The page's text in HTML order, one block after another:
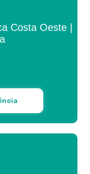
Costa Oeste |